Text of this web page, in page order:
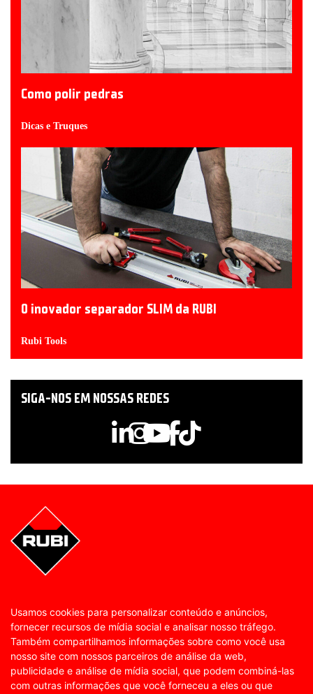
Como polir pedras
Dicas e Truques
O inovador separador SLIM da RUBI
Rubi Tools
SIGA-NOS EM NOSSAS REDES
Usamos cookies para personalizar conteúdo e anúncios,
fornecer recursos de mídia social e analisar nosso tráfego.
Também compartilhamos informações sobre como você usa
nosso site com nossos parceiros de análise da web,
publicidade e análise de mídia social, que podem combiná-las
com outras informações que você forneceu a eles ou que